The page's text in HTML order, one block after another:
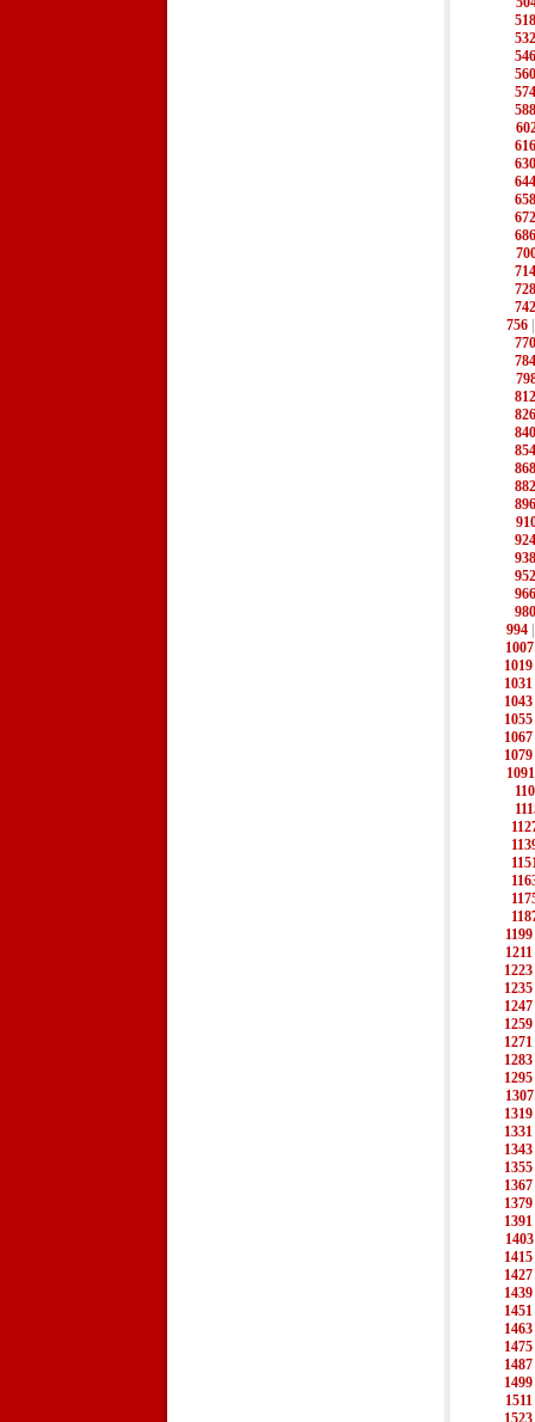
518
532
546
560
574
588
616
630
644
658
672
686
714
728
742
756
770
784
812
826
840
854
868
882
896
924
938
952
966
980
994
1007
1019
1031
1043
1055
1067
1079
1091
1199
1211
1223
1235
1247
1259
1271
1283
1295
1307
1319
1331
1343
1355
1367
1379
1391
1403
1415
1427
1439
1451
1463
1475
1487
1499
1511
1523